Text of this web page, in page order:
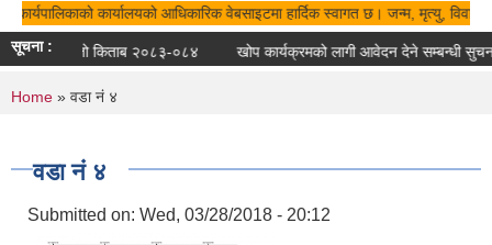
कार्यपालिकाको कार्यालयको आधिकारिक वेबसाइटमा हार्दिक स्वागत छ। जन्म, मृत्यु,
सूचना :
रातो किताब २०८३-०८४ खोप कार्यक्रमको लागी आवेदन देने सम्बन्धी
You are here
Home » वडा नं ४
वडा नं ४
Submitted on: Wed, 03/28/2018 - 20:12